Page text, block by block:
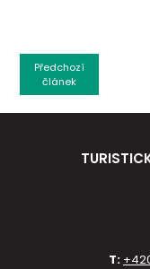
Předchozí
článek
T: